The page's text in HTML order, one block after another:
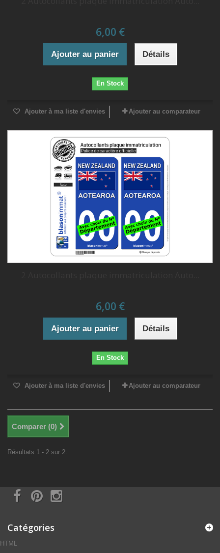
6,00 €
Ajouter au panier Détails
En Stock
Ajouter à ma liste d'envies Ajouter au comparateur
6,00 €
Ajouter au panier Détails
En Stock
Ajouter à ma liste d'envies Ajouter au comparateur
Comparer (0)
Résultats 1 - 2 sur 2.
Catégories
HTML